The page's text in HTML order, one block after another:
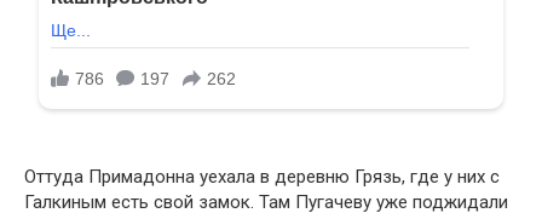
Оттуда Примадонна уехала в деревню Грязь, где у них с
Галкиным есть свой замок. Там Пугачеву уже поджидали